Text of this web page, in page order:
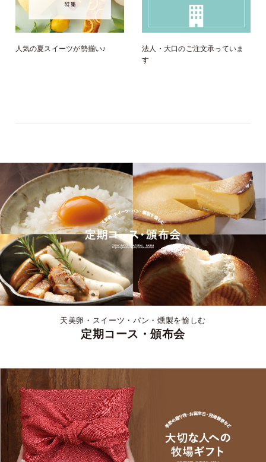
人気の夏スイーツが勢揃い♪
法人・大口のご注文承っていま
す
天美卵・スイーツ・パン・燻製を愉しむ
定期コース・頒布会